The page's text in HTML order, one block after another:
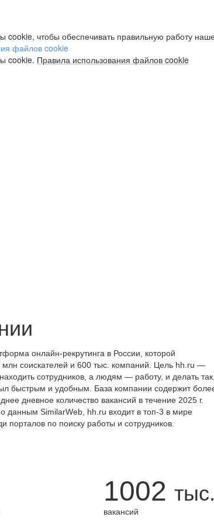
чтобы обеспечивать правильную работу
файлов cookie
cookie. Правила использования файлов cookie
онлайн-рекрутинга в России, которой
млн соискателей и 600 тыс. компаний. Цель hh.ru —
сотрудников, а людям — работу, и делать так,
быстрым и удобным. База компании содержит
дневное количество вакансий в течение 2025 г.
данным SimilarWeb, hh.ru входит в топ-3 в мире
порталов по поиску работы и сотрудников.
1002 тыс.
вакансий